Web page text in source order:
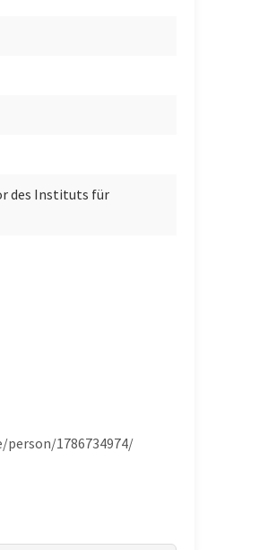
des Instituts für
person/1786734974/